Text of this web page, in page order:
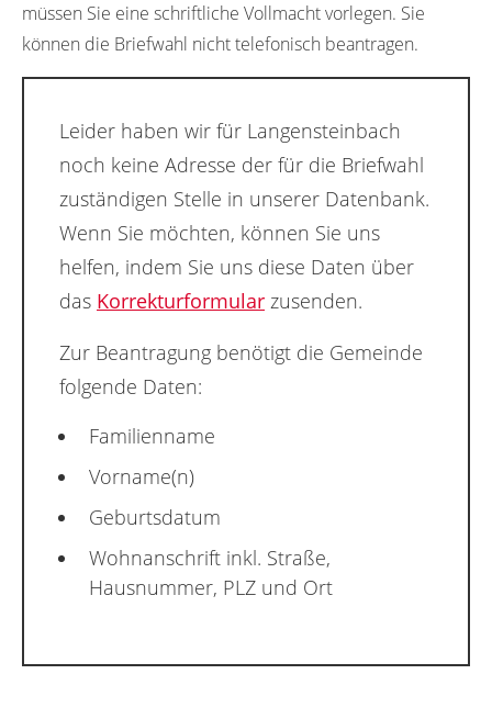
müssen Sie eine schriftliche Vollmacht vorlegen. Sie
können die Briefwahl nicht telefonisch beantragen.
Leider haben wir für Langensteinbach
noch keine Adresse der für die Briefwahl
zuständigen Stelle in unserer Datenbank.
Wenn Sie möchten, können Sie uns
helfen, indem Sie uns diese Daten über
das Korrekturformular zusenden.
Zur Beantragung benötigt die Gemeinde
folgende Daten:
Familienname
Vorname(n)
Geburtsdatum
Wohnanschrift inkl. Straße,
Hausnummer, PLZ und Ort